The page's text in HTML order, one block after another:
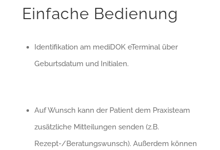
Einfache Bedienung
Identifikation am mediDOK eTerminal über
Geburtsdatum und Initialen.
Auf Wunsch kann der Patient dem Praxisteam
zusätzliche Mitteilungen senden (z.B.
Rezept-/Beratungswunsch). Außerdem können